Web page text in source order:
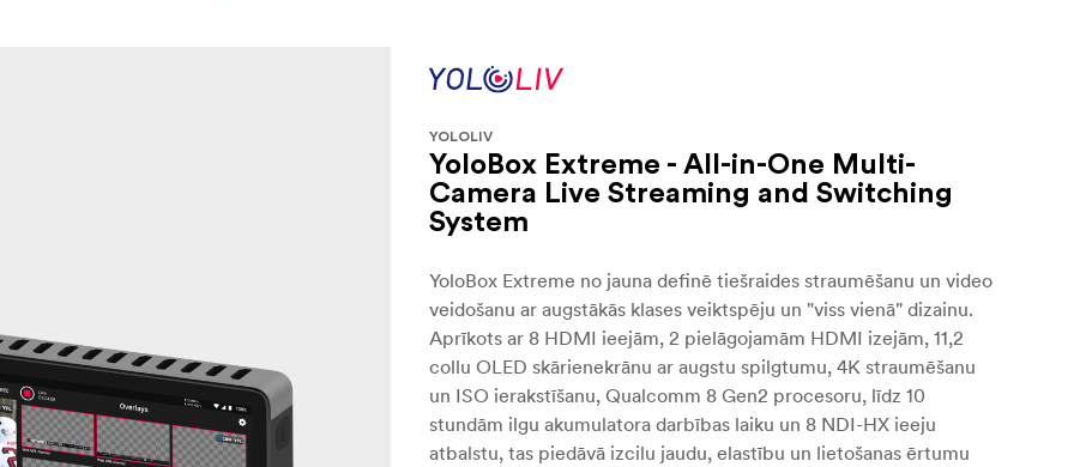
YOLOLIV
YoloBox Extreme - All-in-One Multi-
Camera Live Streaming and Switching
System
YoloBox Extreme no jauna definē tiešraides straumēšanu un video
veidošanu ar augstākās klases veiktspēju un "viss vienā" dizainu.
Aprīkots ar 8 HDMI ieejām, 2 pielāgojamām HDMI izejām, 11,2
collu OLED skārienekrānu ar augstu spilgtumu, 4K straumēšanu
un ISO ierakstīšanu, Qualcomm 8 Gen2 procesoru, līdz 10
stundām ilgu akumulatora darbības laiku un 8 NDI-HX ieeju
atbalstu, tas piedāvā izcilu jaudu, elastību un lietošanas ērtumu